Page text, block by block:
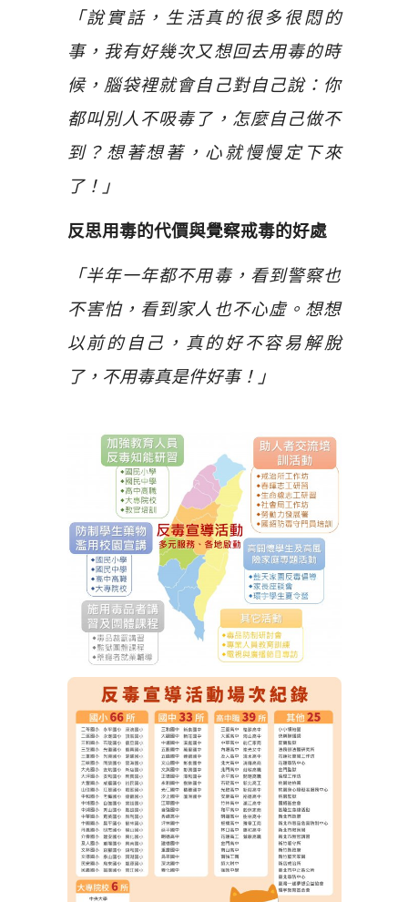
「說實話，生活真的很多很悶的
事，我有好幾次又想回去用毒的時
候，腦袋裡就會自己對自己說：你
都叫別人不吸毒了，怎麼自己做不
到？想著想著，心就慢慢定下來
了！」
反思用毒的代價與覺察戒毒的好處
「半年一年都不用毒，看到警察也
不害怕，看到家人也不心虛。想想
以前的自己，真的好不容易解脫
了，不用毒真是件好事！」